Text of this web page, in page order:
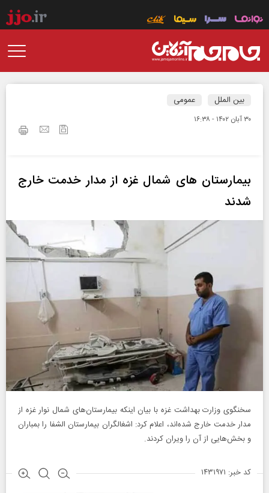
بین الملل عمومی
۳۰ آبان ۱۴۰۲ - ۱۶:۳۸
بیمارستان‌ های شمال غزه از مدار خدمت خارج
شدند
سخنگوی وزارت بهداشت غزه با بیان اینکه بیمارستان‌های شمال نوار غزه از
مدار خدمت خارج شده‌اند، اعلام کرد: اشغالگران بیمارستان الشفا را بمباران
و بخش‌هایی از آن را ویران کردند.
کد خبر: ۱۴۳۱۹۷۱